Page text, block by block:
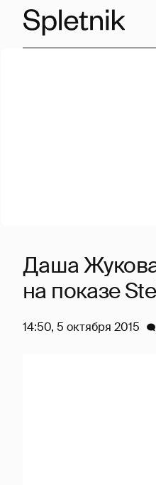
Даша
на показе
14:50, 5 октября 2015